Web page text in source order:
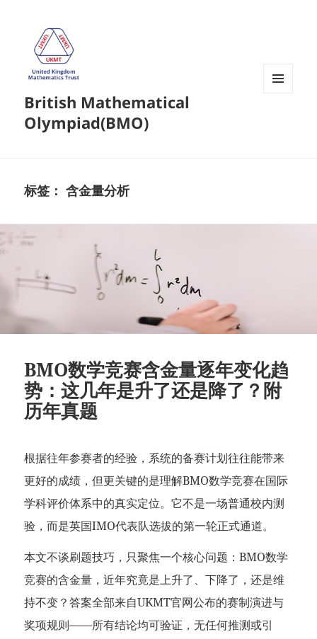
British Mathematical
Olympiad(BMO)
标签：含金量分析
BMO数学竞赛含金量逐年变化趋
势：这几年是升了还是降了？附
历年真题
根据往年参赛者的经验，系统的备赛计划往往能带来
更好的成绩，但更关键的是理解BMO数学竞赛在国际
学科评价体系中的真实定位。它不是一场普通校内测
验，而是英国IMO代表队选拔的第一轮正式通道。
本文不谈刷题技巧，只聚焦一个核心问题：BMO数学
竞赛的含金量，近年究竟是上升了、下降了，还是维
持不变？答案全部来自UKMT官网公布的赛制演进与
奖项规则——所有结论均可验证，无任何推测或引